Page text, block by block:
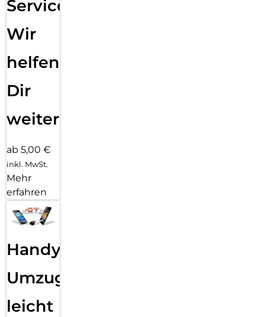
Service:
Wir
helfen
Dir
weiter
ab 5,00 €
inkl. MwSt.
Mehr
erfahren
Handy
Umzug
leicht